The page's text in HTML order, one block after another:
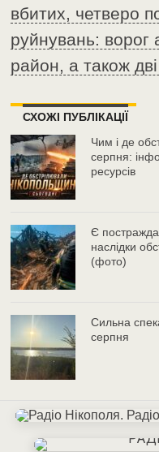
вбитих, четверо
руйнувань: ворог
район, а також
СХОЖІ ПУБЛІКАЦІЇ
Чим і де
серпня:
ресурсів
Є
наслідки
(фото)
Сильна
серпня